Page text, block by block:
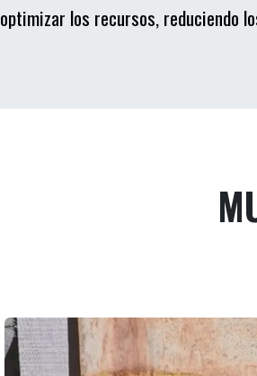
optimizar los recursos, reduciendo